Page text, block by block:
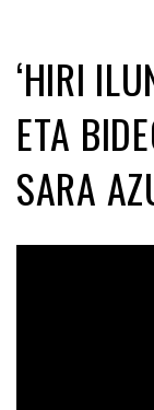
‘HIRI
ETA
SARA